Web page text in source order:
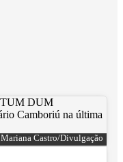
Mariana Castro/Divulgação